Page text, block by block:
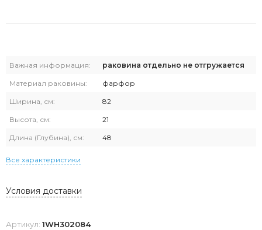
Важная информация: раковина отдельно не отгружается
Материал раковины: фарфор
Ширина, см: 82
Высота, см: 21
Длина (Глубина), см: 48
Все характеристики
Условия доставки
Артикул: 1WH302084